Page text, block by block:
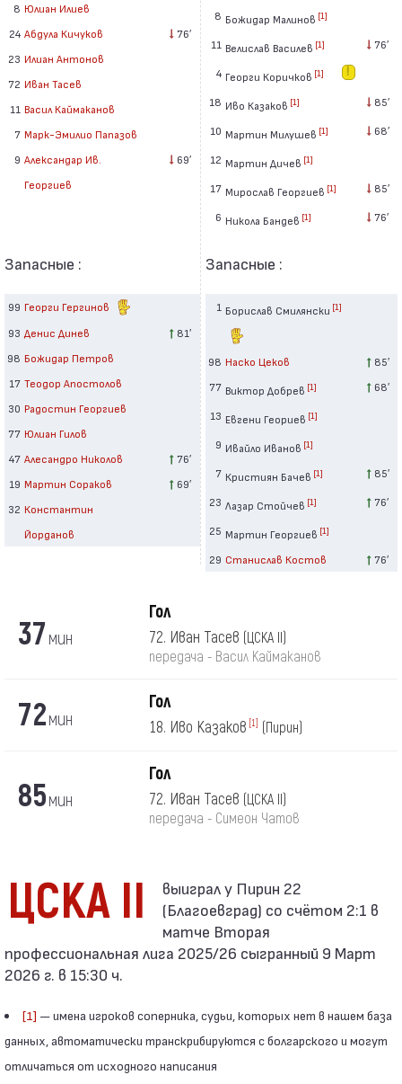
8 Юлиан Илиев
24 Абдула Кичуков
76′
23 Илиан Антонов
72 Иван Тасев
11 Васил Каймаканов
7 Марк-Эмилио Папазов
9 Александар Ив.
Георгиев
69′
Запасные :
99 Георги Гергинов
93 Денис Динев
81′
98 Божидар Петров
17 Теодор Апостолов
30 Радостин Георгиев
77 Юлиан Гилов
47 Алесандро Николов
76′
19 Мартин Сораков
69′
32 Константин
Йорданов
8 Божидар Малинов [1]
11 Велислав Василев [1] 76′
4 Георги Коричков [1]
18 Иво Казаков [1] 85′
10 Мартин Милушев [1] 68′
12 Мартин Дичев [1]
17 Мирослав Георгиев [1] 85′
6 Никола Бандев [1] 76′
Запасные :
1 Борислав Смилянски [1]
98 Наско Цеков
85′
77 Виктор Добрев [1] 68′
13 Евгени Геориев [1]
9 Ивайло Иванов [1]
7 Кристиян Бачев [1] 85′
23 Лазар Стойчев [1] 76′
25 Мартин Георгиев [1]
29 Станислав Костов 76′
37 мин
Гол
72. Иван Тасев (ЦСКА II)
передача - Васил Каймаканов
72мин
Гол
18. Иво Казаков [1] (Пирин)
85мин
Гол
72. Иван Тасев (ЦСКА II)
передача - Симеон Чатов
ЦСКА II
(Благоевград) со счётом 2:1 в
матче Вторая
профессиональная лига 2025/26 сыгранный 9 Март
2026 г. в 15:30 ч.
[1] — имена игроков соперника, судьи, которых нет в нашем база
данных, автоматически транскрибируются с болгарского и могут
отличаться от исходного написания